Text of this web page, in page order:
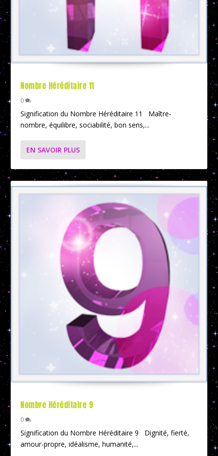
Nombre Héréditaire 11
0
Signification du Nombre Héréditaire 11 Maître-
nombre, équilibre, sociabilité, bon sens,...
EN SAVOIR PLUS
Nombre Héréditaire 9
0
Signification du Nombre Héréditaire 9 Dignité, fierté,
amour-propre, idéalisme, humanité,...